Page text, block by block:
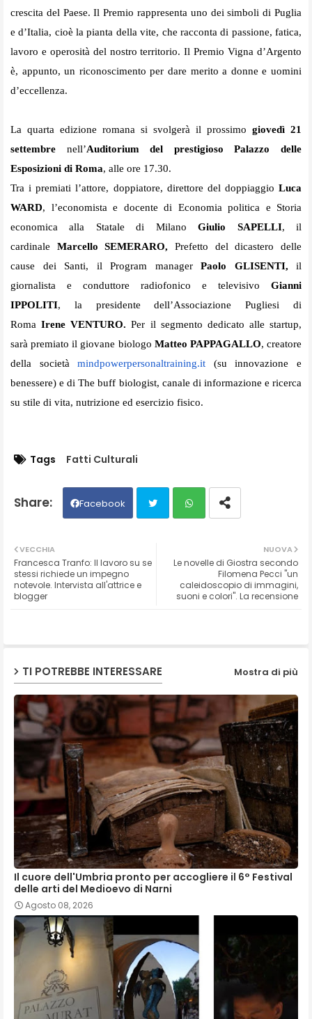
crescita del Paese. Il Premio rappresenta uno dei simboli di Puglia
e d’Italia, cioè la pianta della vite, che racconta di passione, fatica,
lavoro e operosità del nostro territorio. Il Premio Vigna d’Argento
è, appunto, un riconoscimento per dare merito a donne e uomini
d’eccellenza.
La quarta edizione romana si svolgerà il prossimo giovedì 21
settembre nell’Auditorium del prestigioso Palazzo delle
Esposizioni di Roma, alle ore 17.30.
Tra i premiati l’attore, doppiatore, direttore del doppiaggio Luca
WARD, l’economista e docente di Economia politica e Storia
economica alla Statale di MilanoGiulio SAPELLI, il
cardinale Marcello SEMERARO,Prefetto del dicastero delle
cause dei Santi, il Program manager Paolo GLISENTI, il
giornalista e conduttore radiofonico e televisivo Gianni
IPPOLITI, la presidente dell’Associazione Pugliesi di
RomaIrene VENTURO.Per il segmento dedicato alle startup,
sarà premiato il giovane biologo Matteo PAPPAGALLO, creatore
della societàmindpowerpersonaltraining.it (su innovazione e
benessere) e di The buff biologist, canale di informazione e ricerca
su stile di vita, nutrizione ed esercizio fisico.
Tags Fatti Culturali
Facebook
ter ats
ap
NUOVA
Le novelle di Giostra secondo
Filomena Pecci "un
caleidoscopio di immagini,
suoni e colori". La recensione
VECCHIA
Francesca Tranfo: Il lavoro su se
stessi richiede un impegno
notevole. Intervista all'attrice e
blogger
TI POTREBBE INTERESSARE Mostra di più
Il cuore dell'Umbria pronto per accogliere il 6° Festival
delle arti del Medioevo di Narni
Agosto 08, 2026